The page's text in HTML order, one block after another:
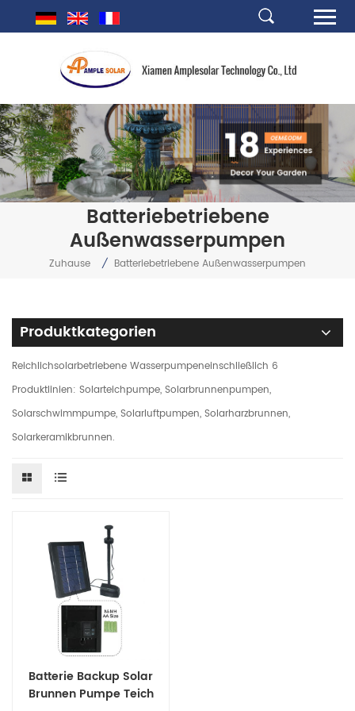
Batteriebetriebene
Außenwasserpumpen
Zuhause / Batteriebetriebene Außenwasserpumpen
Produktkategorien
Reichlichsolarbetriebene Wasserpumpeneinschließlich 6
Produktlinien: Solarteichpumpe, Solarbrunnenpumpen,
Solarschwimmpumpe, Solarluftpumpen, Solarharzbrunnen,
Solarkeramikbrunnen.
Batterie Backup Solar
Brunnen Pumpe Teich